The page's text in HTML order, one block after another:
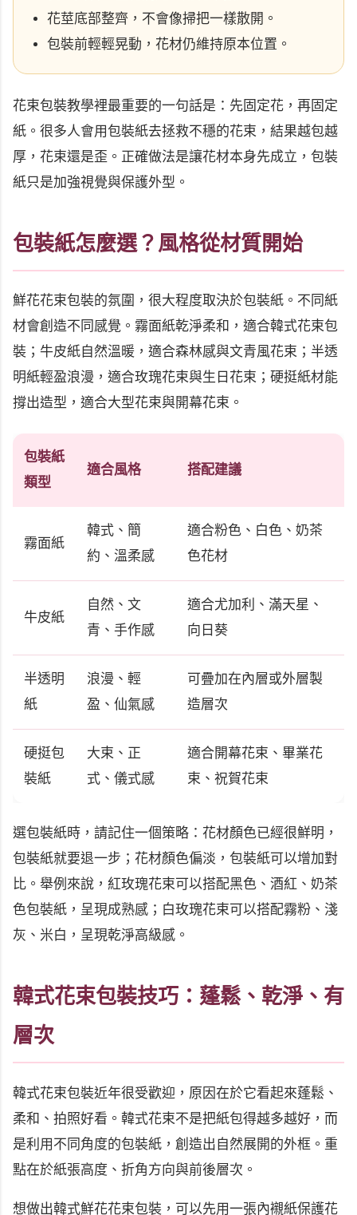
花莖底部整齊，不會像掃把一樣散開。
包裝前輕輕晃動，花材仍維持原本位置。
花束包裝教學裡最重要的一句話是：先固定花，再固定
紙。很多人會用包裝紙去拯救不穩的花束，結果越包越
厚，花束還是歪。正確做法是讓花材本身先成立，包裝
紙只是加強視覺與保護外型。
包裝紙怎麼選？風格從材質開始
鮮花花束包裝的氛圍，很大程度取決於包裝紙。不同紙
材會創造不同感覺。霧面紙乾淨柔和，適合韓式花束包
裝；牛皮紙自然溫暖，適合森林感與文青風花束；半透
明紙輕盈浪漫，適合玫瑰花束與生日花束；硬挺紙材能
撐出造型，適合大型花束與開幕花束。
包裝紙
類型
適合風格 搭配建議
霧面紙
韓式、簡
約、溫柔感
適合粉色、白色、奶茶
色花材
牛皮紙
自然、文
青、手作感
適合尤加利、滿天星、
向日葵
半透明
紙
浪漫、輕
盈、仙氣感
可疊加在內層或外層製
造層次
硬挺包
裝紙
大束、正
式、儀式感
適合開幕花束、畢業花
束、祝賀花束
選包裝紙時，請記住一個策略：花材顏色已經很鮮明，
包裝紙就要退一步；花材顏色偏淡，包裝紙可以增加對
比。舉例來說，紅玫瑰花束可以搭配黑色、酒紅、奶茶
色包裝紙，呈現成熟感；白玫瑰花束可以搭配霧粉、淺
灰、米白，呈現乾淨高級感。
韓式花束包裝技巧：蓬鬆、乾淨、有
層次
韓式花束包裝近年很受歡迎，原因在於它看起來蓬鬆、
柔和、拍照好看。韓式花束不是把紙包得越多越好，而
是利用不同角度的包裝紙，創造出自然展開的外框。重
點在於紙張高度、折角方向與前後層次。
想做出韓式鮮花花束包裝，可以先用一張內襯紙保護花